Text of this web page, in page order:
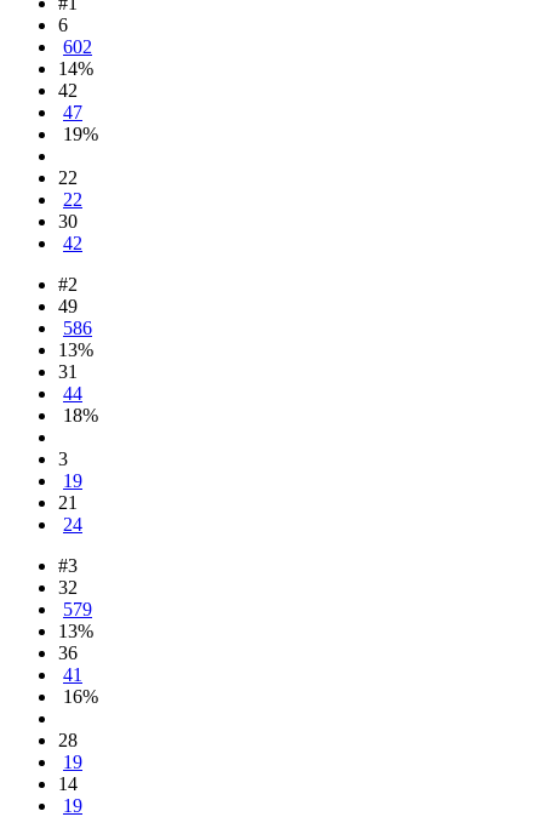
6
602
14%
42
47
19%
22
22
30
42
#2
49
586
13%
31
44
18%
3
19
21
24
#3
32
579
13%
36
41
16%
28
19
14
19